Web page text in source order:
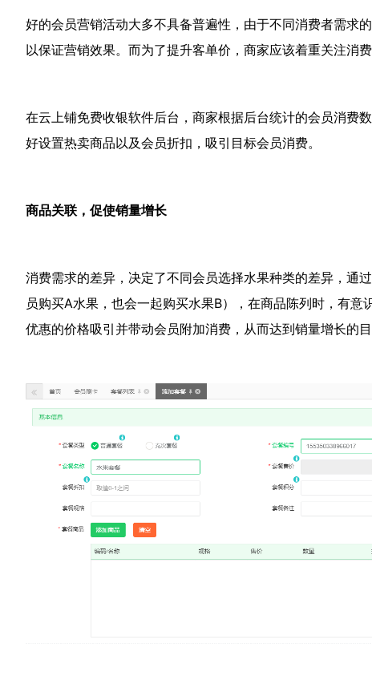
好的会员营销活动大多不具备普遍性，由于不同消费者需求
以保证营销效果。而为了提升客单价，商家应该着重关注消
在云上铺免费收银软件后台，商家根据后台统计的会员消费
好设置热卖商品以及会员折扣，吸引目标会员消费。
商品关联，促使销量增长
消费需求的差异，决定了不同会员选择水果种类的差异，通
员购买A水果，也会一起购买水果B），在商品陈列时，有
优惠的价格吸引并带动会员附加消费，从而达到销量增长的目